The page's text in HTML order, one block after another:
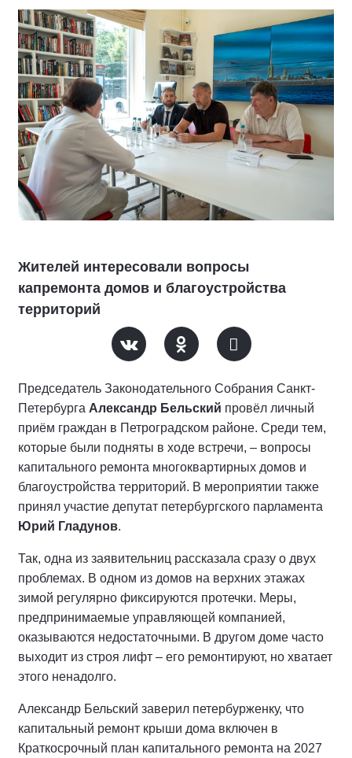
Жителей интересовали вопросы
капремонта домов и благоустройства
территорий
Председатель Законодательного Собрания Санкт-
Петербурга Александр Бельский провёл личный
приём граждан в Петроградском районе. Среди тем,
которые были подняты в ходе встречи, – вопросы
капитального ремонта многоквартирных домов и
благоустройства территорий. В мероприятии также
принял участие депутат петербургского парламента
Юрий Гладунов.
Так, одна из заявительниц рассказала сразу о двух
проблемах. В одном из домов на верхних этажах
зимой регулярно фиксируются протечки. Меры,
предпринимаемые управляющей компанией,
оказываются недостаточными. В другом доме часто
выходит из строя лифт – его ремонтируют, но хватает
этого ненадолго.
Александр Бельский заверил петербурженку, что
капитальный ремонт крыши дома включен в
Краткосрочный план капитального ремонта на 2027